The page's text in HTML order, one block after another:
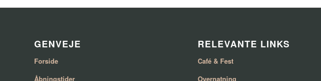
GENVEJE
Forside
Åbningstider
RELEVANTE LINKS
Café & Fest
Overnatning